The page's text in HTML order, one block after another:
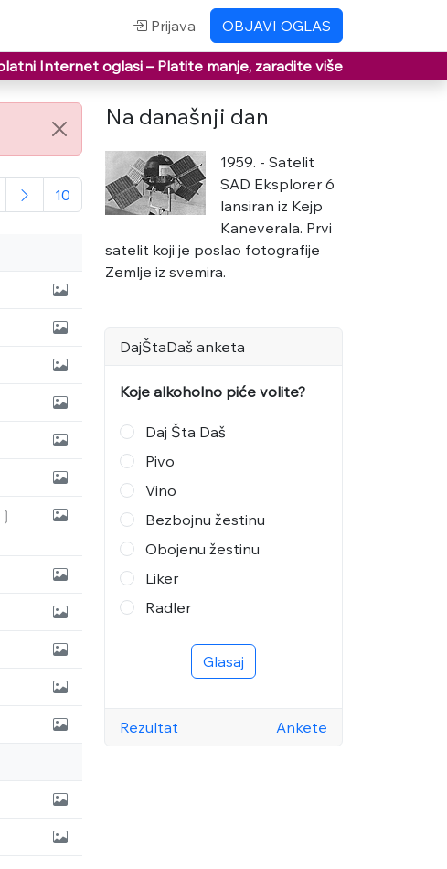
Prijava OBJAVI OGLAS
Internet oglasi – Platite manje, zaradite više
10
Na današnji dan
1959. - Satelit
SAD Eksplorer 6
lansiran iz Kejp
Kaneverala. Prvi
satelit koji je poslao fotografije
Zemlje iz svemira.
DajŠtaDaš anketa
Koje alkoholno piće volite?
Daj Šta Daš
Pivo
Vino
Bezbojnu žestinu
Obojenu žestinu
Liker
Radler
Glasaj
Rezultat Ankete